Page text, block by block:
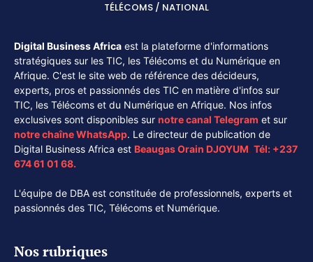
TÉLÉCOMS / NATIONAL
Digital Business Africa est la plateforme d'informations
stratégiques sur les TIC, les Télécoms et du Numérique en
Afrique. C'est le site web de référence des décideurs,
experts, pros et passionnés des TIC en matière d'infos sur
TIC, les Télécoms et du Numérique en Afrique. Nos infos
exclusives sont disponibles sur notre canal Telegram et sur
notre chaîneWhatsApp. Le directeur de publication de
Digital Business Africa est Beaugas Orain DJOYUM. Tél: +237
674 61 01 68.
L'équipe de DBA est constituée de professionnels, experts et
passionnés des TIC, Télécoms et Numérique.
Nos rubriques